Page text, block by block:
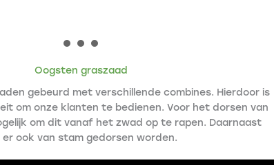
Oogsten graszaad
gebeurd met verschillende combines. Hierdoor is
om onze klanten te bedienen. Voor het dorsen van
om dit vanaf het zwad op te rapen. Daarnaast
er ook van stam gedorsen worden.